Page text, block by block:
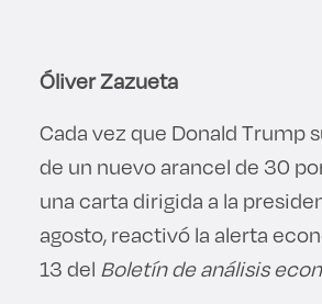
Óliver Zazueta
Cada vez que Donald Trump
de un nuevo arancel de 30
una carta dirigida a la
agosto, reactivó la alerta
13 del Boletín de análisis